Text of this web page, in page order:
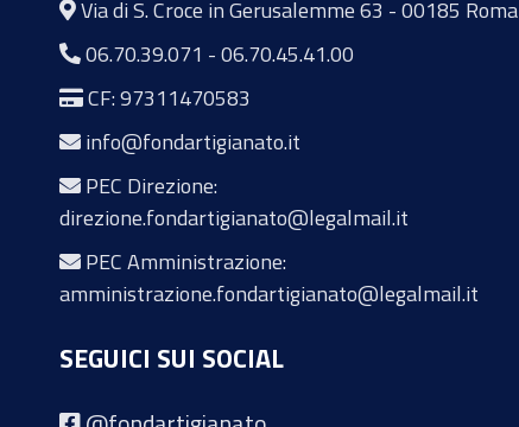
Via di S. Croce in Gerusalemme 63 - 00185 Roma
06.70.39.071 -06.70.45.41.00
CF: 97311470583
info@fondartigianato.it
PEC Direzione:
direzione.fondartigianato@legalmail.it
PEC Amministrazione:
amministrazione.fondartigianato@legalmail.it
SEGUICI SUI SOCIAL